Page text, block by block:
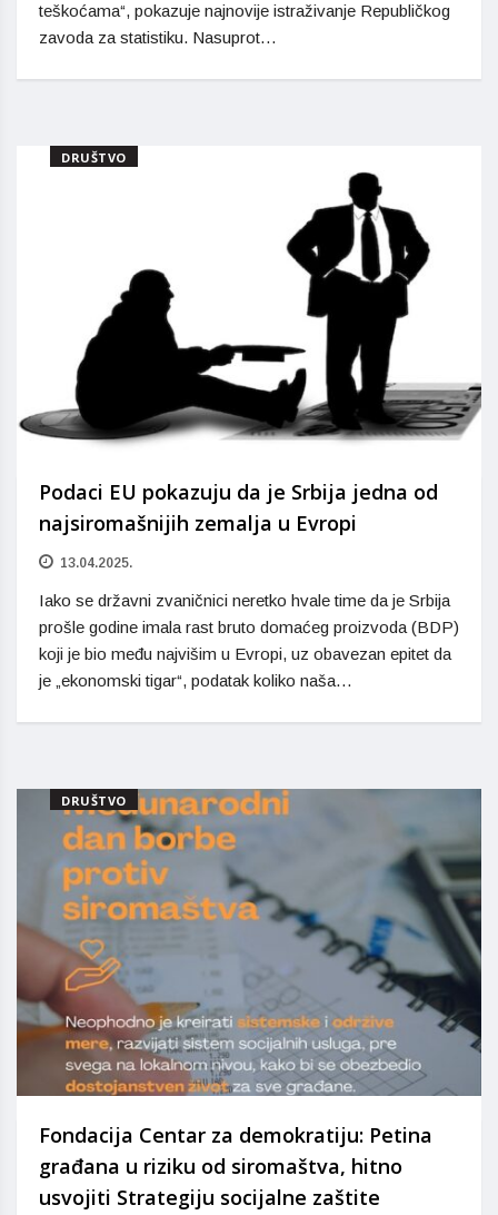
teškoćama“, pokazuje najnovije istraživanje Republičkog
zavoda za statistiku. Nasuprot…
DRUŠTVO
Podaci EU pokazuju da je Srbija jedna od
najsiromašnijih zemalja u Evropi
13.04.2025.
Iako se državni zvaničnici neretko hvale time da je Srbija
prošle godine imala rast bruto domaćeg proizvoda (BDP)
koji je bio među najvišim u Evropi, uz obavezan epitet da
je „ekonomski tigar“, podatak koliko naša…
DRUŠTVO
Fondacija Centar za demokratiju: Petina
građana u riziku od siromaštva, hitno
usvojiti Strategiju socijalne zaštite